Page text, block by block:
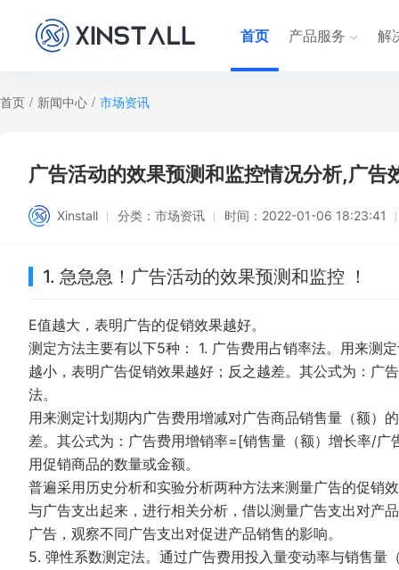
首页 产品服务 解
首页 / 新闻中心 / 市场资讯
广告活动的效果预测和监控情况分析,广告
Xinstall 分类： 市场资讯 时间： 2022-01-06 18:23:41
1. 急急急！广告活动的效果预测和监控 ！
E值越大，表明广告的促销效果越好。
测定方法主要有以下5种： 1. 广告费用占销率法。用来测
越小，表明广告促销效果越好；反之越差。其公式为：
法。
用来测定计划期内广告费用增减对广告商品销售量（额）
差。其公式为：广告费用增销率=[销售量（额）增长率/
用促销商品的数量或金额。
普遍采用历史分析和实验分析两种方法来测量广告的促销
与广告支出起来，进行相关分析，借以测量广告支出对产
广告，观察不同广告支出对促进产品销售的影响。
5. 弹性系数测定法。通过广告费用投入量变动率与销售